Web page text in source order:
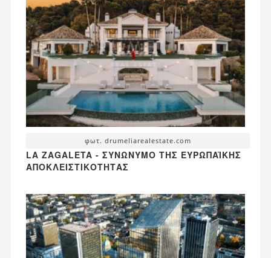
φωτ. drumeliarealestate.com
LA ZAGALETA - ΣΥΝΏΝΥΜΟ ΤΗΣ ΕΥΡΩΠΑΪΚΉΣ
ΑΠΟΚΛΕΙΣΤΙΚΌΤΗΤΑΣ